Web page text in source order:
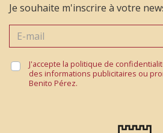
Je souhaite m'inscrire à votre
J'accepte la politique de
des informations publicitaires ou
Benito Pérez.